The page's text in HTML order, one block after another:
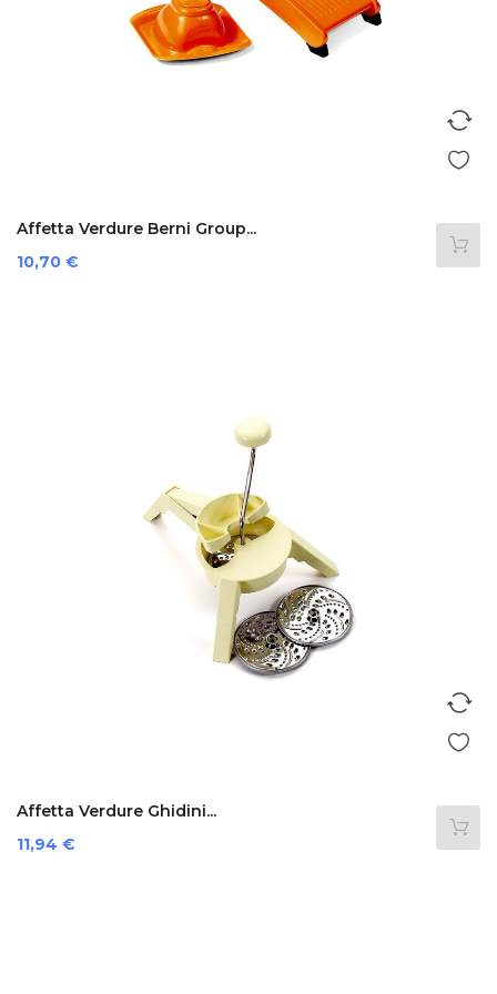
Affetta Verdure Berni Group...
Precio
10,70 €
Affetta Verdure Ghidini...
Precio
11,94 €